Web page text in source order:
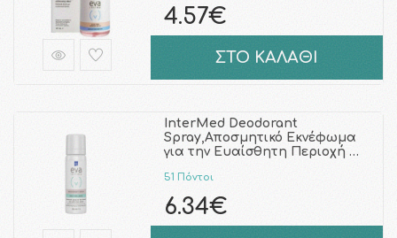
4.57€
ΣΤΟ ΚΑΛΑΘΙ
InterMed Deodorant
Spray,Αποσμητικό Εκνέφωμα
για την Ευαίσθητη Περιοχή …
51 Πόντοι
6.34€